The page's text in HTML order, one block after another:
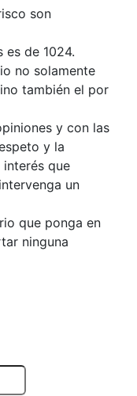
son
es de 1024.
no solamente
también el por
y con las
y la
que
un
que ponga en
ninguna